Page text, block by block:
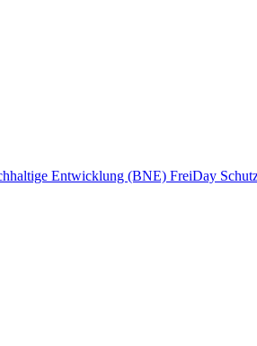
Entwicklung (BNE) FreiDay